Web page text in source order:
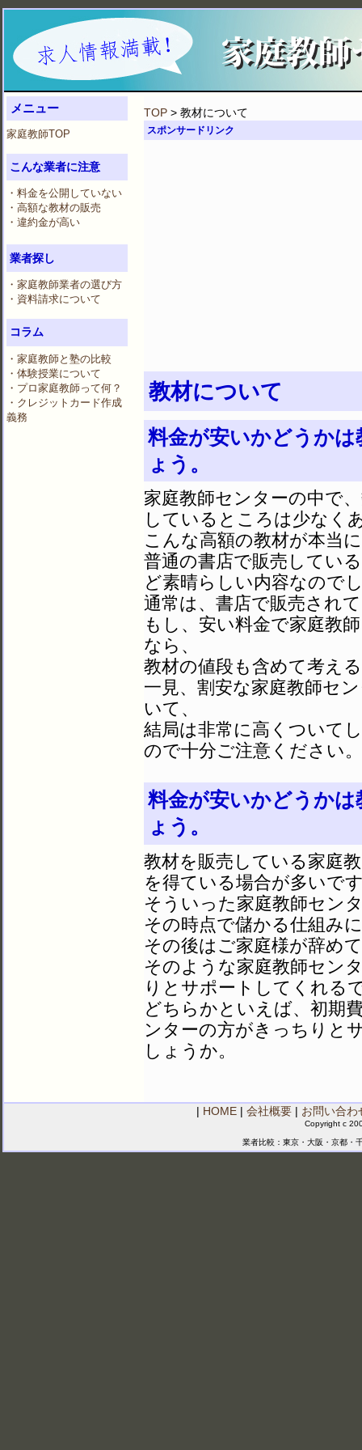
メニュー
家庭教師TOP
こんな業者に注意
・料金を公開していない
・高額な教材の販売
・違約金が高い
業者探し
・家庭教師業者の選び方
・資料請求について
コラム
・家庭教師と塾の比較
・体験授業について
・プロ家庭教師って何？
・クレジットカード作成
義務
TOP > 教材について
スポンサードリンク
教材について
料金が安いかどうか
ょう。
家庭教師センターの中で
しているところは少なく
こんな高額の教材が本当
普通の書店で販売してい
ど素晴らしい内容なので
通常は、書店で販売され
もし、安い料金で家庭教
なら、
教材の値段も含めて考え
一見、割安な家庭教師セ
いて、
結局は非常に高くついて
ので十分ご注意ください。
料金が安いかどうか
ょう。
教材を販売している家庭
を得ている場合が多いで
そういった家庭教師セン
その時点で儲かる仕組み
その後はご家庭様が辞め
そのような家庭教師セン
りとサポートしてくれる
どちらかといえば、初期
ンターの方がきっちりと
しょうか。
| HOME | 会社概要 | お問い合わ
Copyright c
業者比較：東京・大阪・京都・